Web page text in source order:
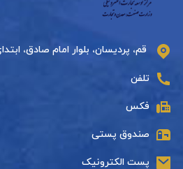
قم، پردیسان، بلوار امام صادق،
تلفن
فکس
صندوق پستی
پست الکترونیک